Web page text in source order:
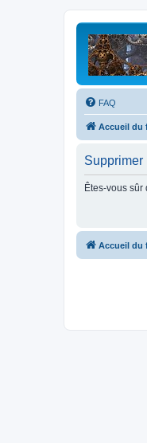
FAQ
Accueil du
Supprimer
Êtes-vous sûr
Accueil du